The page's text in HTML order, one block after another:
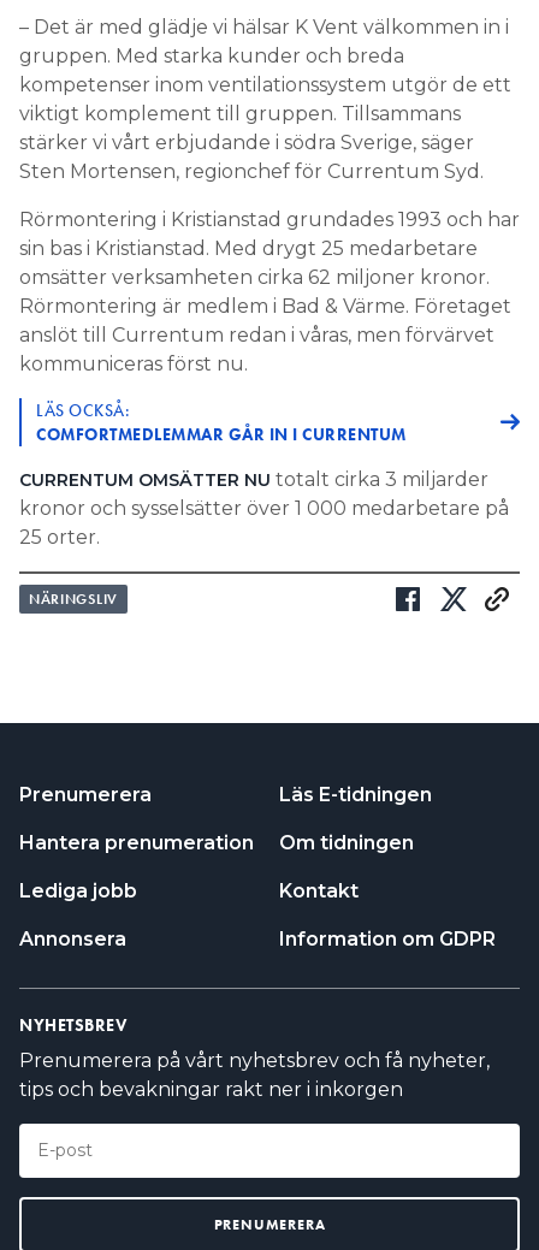
– Det är med glädje vi hälsar K Vent välkommen in i
gruppen. Med starka kunder och breda
kompetenser inom ventilationssystem utgör de ett
viktigt komplement till gruppen. Tillsammans
stärker vi vårt erbjudande i södra Sverige, säger
Sten Mortensen, regionchef för Currentum Syd.
Rörmontering i Kristianstad grundades 1993 och har
sin bas i Kristianstad. Med drygt 25 medarbetare
omsätter verksamheten cirka 62 miljoner kronor.
Rörmontering är medlem i Bad & Värme. Företaget
anslöt till Currentum redan i våras, men förvärvet
kommuniceras först nu.
LÄS OCKSÅ:
COMFORTMEDLEMMAR GÅR IN I CURRENTUM
CURRENTUM OMSÄTTER NU totalt cirka 3 miljarder
kronor och sysselsätter över 1 000 medarbetare på
25 orter.
NÄRINGSLIV
Prenumerera
Hantera prenumeration
Lediga jobb
Annonsera
Läs E-tidningen
Om tidningen
Kontakt
Information om GDPR
NYHETSBREV
Prenumerera på vårt nyhetsbrev och få nyheter,
tips och bevakningar rakt ner i inkorgen